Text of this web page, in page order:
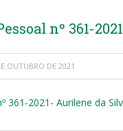
nº 361-
OUTUBRO DE 2021
361-2021- Aurilene da